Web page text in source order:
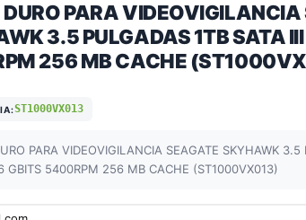
DURO PARA VIDEOVIGILANCIA
3.5 PULGADAS 1TB SATA
256 MB CACHE
ST1000VX013
PARA VIDEOVIGILANCIA SEAGATE SKYHAWK 3.5
GBITS 5400RPM 256 MB CACHE (ST1000VX013)